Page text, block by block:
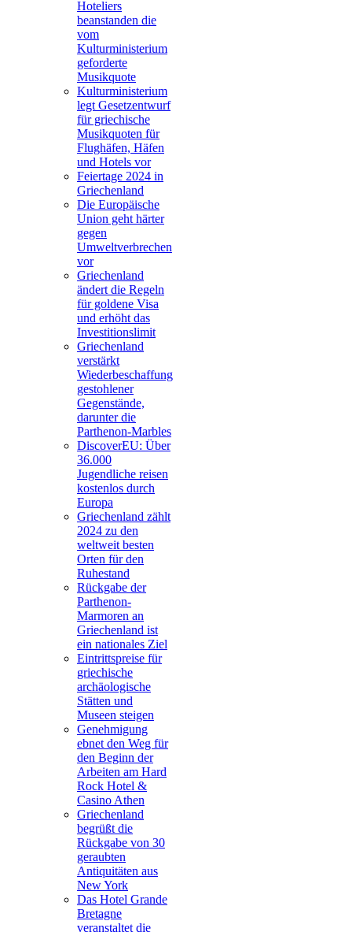
Hoteliers
beanstanden die
vom
Kulturministerium
geforderte
Musikquote
Kulturministerium
legt Gesetzentwurf
für griechische
Musikquoten für
Flughäfen, Häfen
und Hotels vor
Feiertage 2024 in
Griechenland
Die Europäische
Union geht härter
gegen
Umweltverbrechen
vor
Griechenland
ändert die Regeln
für goldene Visa
und erhöht das
Investitionslimit
Griechenland
verstärkt
Wiederbeschaffung
gestohlener
Gegenstände,
darunter die
Parthenon-Marbles
DiscoverEU: Über
36.000
Jugendliche reisen
kostenlos durch
Europa
Griechenland zählt
2024 zu den
weltweit besten
Orten für den
Ruhestand
Rückgabe der
Parthenon-
Marmoren an
Griechenland ist
ein nationales Ziel
Eintrittspreise für
griechische
archäologische
Stätten und
Museen steigen
Genehmigung
ebnet den Weg für
den Beginn der
Arbeiten am Hard
Rock Hotel &
Casino Athen
Griechenland
begrüßt die
Rückgabe von 30
geraubten
Antiquitäten aus
New York
Das Hotel Grande
Bretagne
veranstaltet die